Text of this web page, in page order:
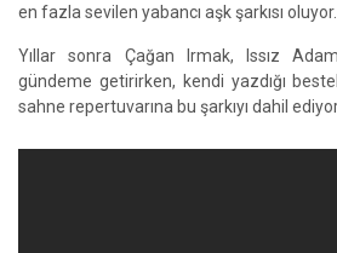
en fazla sevilen yabancı aşk şarkısı oluyor.
Yıllar sonra Çağan Irmak, Issız
gündeme getirirken, kendi yazdığı
sahne repertuvarına bu şarkıyı dahil